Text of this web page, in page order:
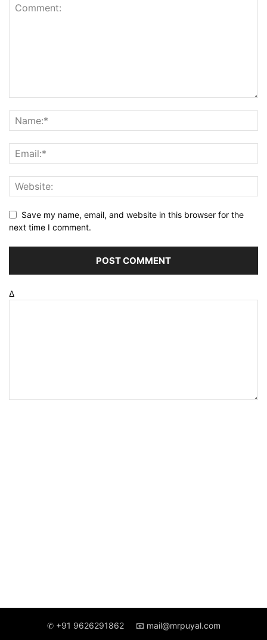
Save my name, email, and website in this browser for the
next time I comment.
Δ
✆ +91 9626291862 📧 mail@mrpuyal.com